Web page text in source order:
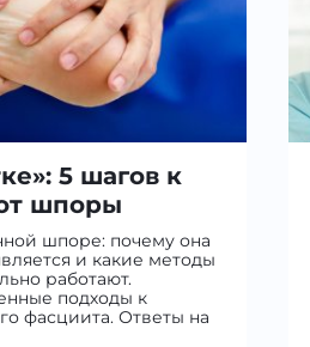
5 шагов к
шпоры
шпоре: почему она
и какие методы
работают.
подходы к
фасциита. Ответы на